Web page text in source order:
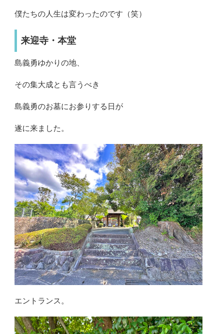
僕たちの人生は変わったのです（笑）
来迎寺・本堂
島義勇ゆかりの地、
その集大成とも言うべき
島義勇のお墓にお参りする日が
遂に来ました。
エントランス。